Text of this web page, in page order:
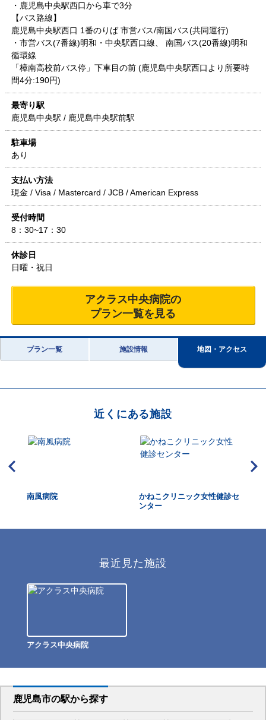
・鹿児島中央駅西口から車で3分
【バス路線】
鹿児島中央駅西口 1番のりば 市営バス/南国バス(共同運行)
・市営バス(7番線)明和・中央駅西口線、 南国バス(20番線)明和
循環線
「樟南高校前バス停」下車目の前 (鹿児島中央駅西口より所要時
間4分:190円)
最寄り駅
鹿児島中央駅 / 鹿児島中央駅前駅
駐車場
あり
支払い方法
現金 / Visa / Mastercard / JCB / American Express
受付時間
8：30~17：30
休診日
日曜・祝日
アクラス中央病院の
プラン一覧を見る
プラン一覧 施設情報 地図・アクセス
近くにある施設
南風病院
かねこクリニック女性健診セ
ンター
最近見た施設
アクラス中央病院
鹿児島市の駅から探す